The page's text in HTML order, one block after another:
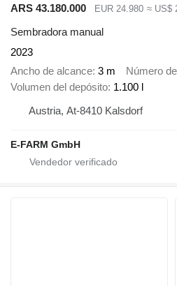
ARS 43.180.000
EUR 24.980 ≈ US$
Sembradora manual
2023
Ancho de alcance 3 m Número
Volumen del depósito 1.100 l
Austria, At-8410 Kalsdorf
E-FARM GmbH